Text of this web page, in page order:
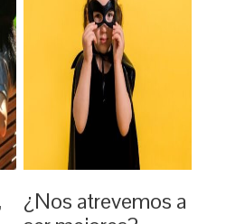
¿Nos atrevemos a